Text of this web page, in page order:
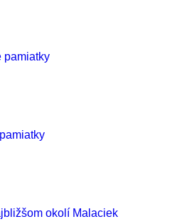
pamiatky
okolí Malaciek